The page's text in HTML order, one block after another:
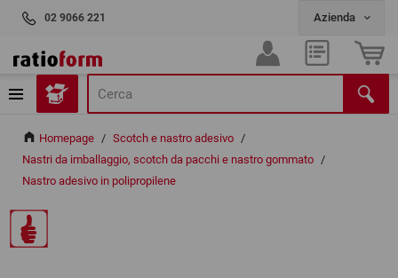
02 9066 221
Homepage / Scotch e nastro adesivo /
Nastri da imballaggio, scotch da pacchi e nastro gommato /
Nastro adesivo in polipropilene